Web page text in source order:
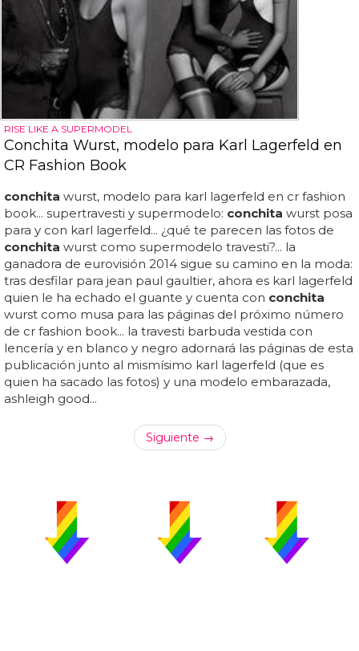
RISE LIKE A SUPERMODEL
Conchita Wurst, modelo para Karl Lagerfeld en
CR Fashion Book
conchita wurst, modelo para karl lagerfeld en cr fashion
book... supertravesti y supermodelo: conchita wurst posa
para y con karl lagerfeld... ¿qué te parecen las fotos de
conchita wurst como supermodelo travesti?... la
ganadora de eurovisión 2014 sigue su camino en la moda:
tras desfilar para jean paul gaultier, ahora es karl lagerfeld
quien le ha echado el guante y cuenta con conchita
wurst como musa para las páginas del próximo número
de cr fashion book... la travesti barbuda vestida con
lencería y en blanco y negro adornará las páginas de esta
publicación junto al mismísimo karl lagerfeld (que es
quien ha sacado las fotos) y una modelo embarazada,
ashleigh good...
Siguiente →